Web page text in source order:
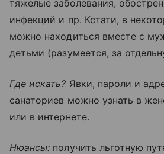
тяжелые заболевания,
инфекций и пр. Кстати, в
можно находиться вместе с
детьми (разумеется, за
Где искать? Явки, пароли и
санаториев можно узнать в
или в интернете.
Нюансы: получить льготную